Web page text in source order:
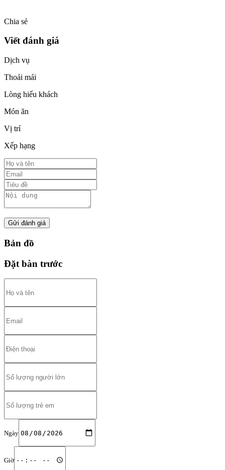
Chia sẻ
Viết đánh giá
Dịch vụ
Thoải mái
Lòng hiếu khách
Món ăn
Vị trí
Xếp hạng
Gửi đánh giá
Bản đồ
Đặt bàn trước
Ngày
Giờ